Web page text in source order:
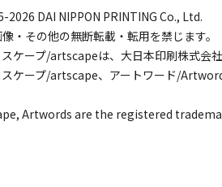
2026 DAI NIPPON PRINTING Co., Ltd.
・その他の無断転載・転用を禁じます。
ケープ/artscapeは、大日本印刷株式会社
スケープ/artscape、アートワード/
Artwords are the registered